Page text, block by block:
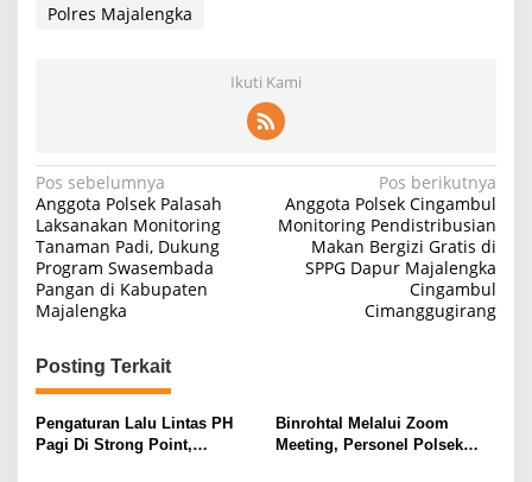
Polres Majalengka
Ikuti Kami
Navigasi
pos
Pos sebelumnya
Anggota Polsek Palasah
Laksanakan Monitoring
Tanaman Padi, Dukung
Program Swasembada
Pangan di Kabupaten
Majalengka
Pos berikutnya
Anggota Polsek Cingambul
Monitoring Pendistribusian
Makan Bergizi Gratis di
SPPG Dapur Majalengka
Cingambul
Cimanggugirang
Posting Terkait
Pengaturan Lalu Lintas PH
Pagi Di Strong Point,
Binrohtal Melalui Zoom
Meeting, Personel Polsek